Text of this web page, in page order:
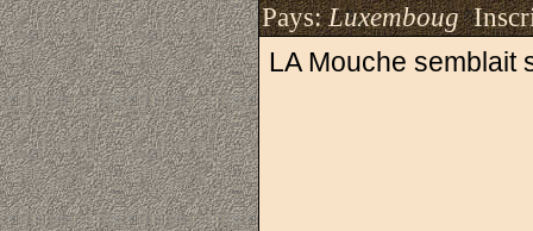
Pays:Luxemboug
LA Mouche semblait